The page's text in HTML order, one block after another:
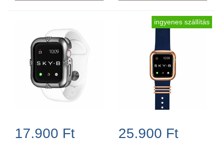
17.900 Ft
ingyenes szállítás
25.900 Ft